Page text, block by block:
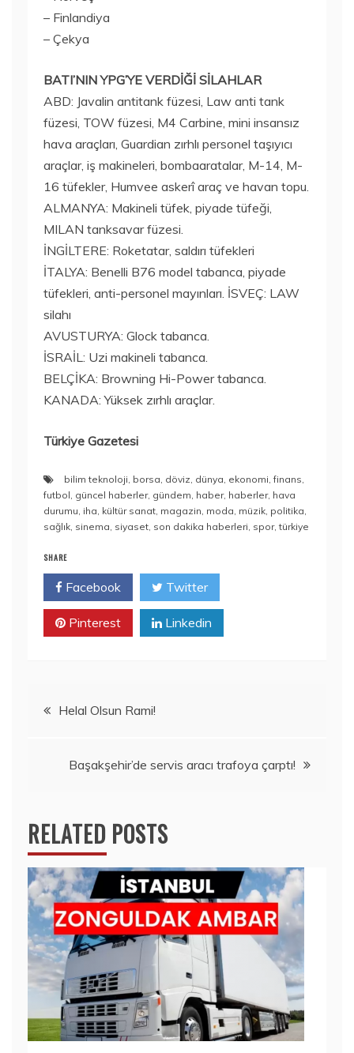
– Finlandiya
– Çekya
BATI’NIN YPG’YE VERDİĞİ SİLAHLAR
ABD: Javalin antitank füzesi, Law anti tank
füzesi, TOW füzesi, M4 Carbine, mini insansız
hava araçları, Guardian zırhlı personel taşıyıcı
araçlar, iş makineleri, bombaaratalar, M-14, M-
16 tüfekler, Humvee askerî araç ve havan topu.
ALMANYA: Makineli tüfek, piyade tüfeği,
MILAN tanksavar füzesi.
İNGİLTERE: Roketatar, saldırı tüfekleri
İTALYA: Benelli B76 model tabanca, piyade
tüfekleri, anti-personel mayınları. İSVEÇ: LAW
silahı
AVUSTURYA: Glock tabanca.
İSRAİL: Uzi makineli tabanca.
BELÇİKA: Browning Hi-Power tabanca.
KANADA: Yüksek zırhlı araçlar.
Türkiye Gazetesi
bilim teknoloji, borsa, döviz, dünya, ekonomi,finans,
futbol, güncel haberler, gündem, haber, haberler, hava
durumu, iha, kültür sanat, magazin, moda, müzik, politika,
sağlık, sinema, siyaset, son dakika haberleri, spor,türkiye
SHARE
Facebook Twitter
Pinterest Linkedin
YazıHelal Olsun Rami!
Başakşehir’de servis aracı trafoya çarptı!
RELATED POSTS